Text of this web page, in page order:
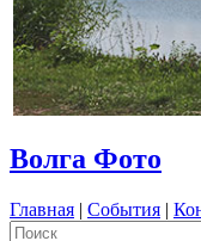
Волга Фото
Главная | События |